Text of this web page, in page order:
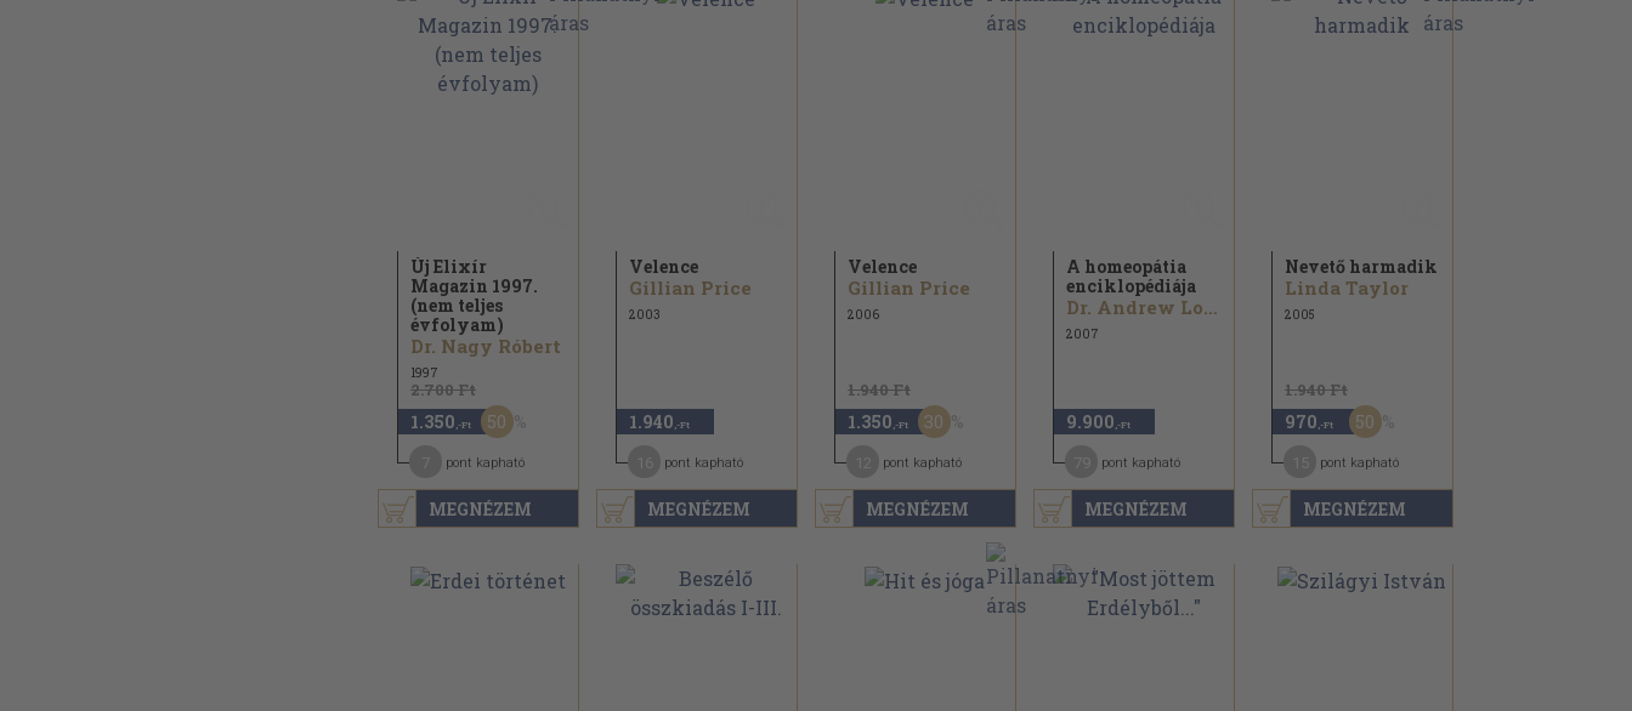
MEGNÉZEM
Új Elixír
Magazin 1997.
(nem teljes
évfolyam)
Dr. Nagy Róbert
1997
2.700 Ft
1.350 ,-Ft 50
pont kapható
MEGNÉZEM
Velence
Gillian Price
2003
1.940 ,-Ft
pont kapható
MEGNÉZEM
Velence
Gillian Price
2006
1.940 Ft
1.350 ,-Ft 30
pont kapható
MEGNÉZEM
A homeopátia
enciklopédiája
Dr. Andrew Lockie
2007
9.900 ,-Ft
pont kapható
MEGNÉZEM
Nevető harmadik
Linda Taylor
2005
1.940 Ft
970 ,-Ft 50
pont kapható